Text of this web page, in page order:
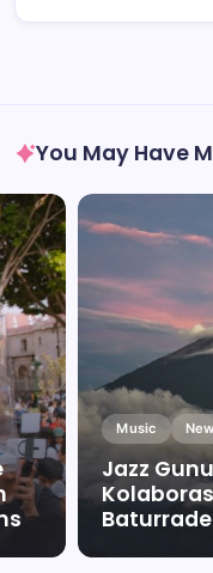
You May Have
Music
Jazz
By Falah